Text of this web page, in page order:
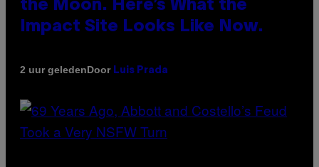
the Moon. Here’s What the
Impact Site Looks Like Now.
2 uur geledenDoor Luis Prada